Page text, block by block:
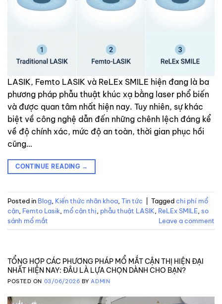
LASIK, Femto LASIK và ReLEx SMILE hiện đang là ba
phương pháp phẫu thuật khúc xạ bằng laser phổ biến
và được quan tâm nhất hiện nay. Tuy nhiên, sự khác
biệt về công nghệ dẫn đến những chênh lệch đáng kể
về độ chính xác, mức độ an toàn, thời gian phục hồi
cũng…
CONTINUE READING →
Posted in Blog Kiến thức nhãn khoa Tin tức Taggedchi phí mổ
cận Femto Lasik mổ cận thị phẫu thuật LASIK ReLEx SMILE so
sánh mổ mắt
Leave a comment
TỔNG HỢP CÁC PHƯƠNG PHÁP MỔ MẮT CẬN THỊ HIỆN ĐẠI
NHẤT HIỆN NAY: ĐÂU LÀ LỰA CHỌN DÀNH CHO BẠN?
POSTED ON 03/06/2026 BYADMIN